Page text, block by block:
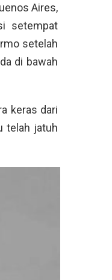
Aires,
setempat
setelah
di bawah
keras dari
telah jatuh